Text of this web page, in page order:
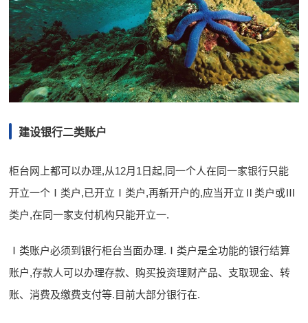
建设银行二类账户
柜台网上都可以办理,从12月1日起,同一个人在同一家银行只能
开立一个Ⅰ类户,已开立Ⅰ类户,再新开户的,应当开立Ⅱ类户或Ⅲ
类户,在同一家支付机构只能开立一.
Ⅰ类账户必须到银行柜台当面办理.Ⅰ类户是全功能的银行结算
账户,存款人可以办理存款、购买投资理财产品、支取现金、转
账、消费及缴费支付等.目前大部分银行在.